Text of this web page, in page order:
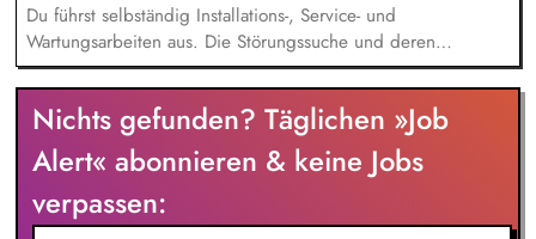
Du führst selbständig Installations-, Service- und
Wartungsarbeiten aus. Die Störungssuche und deren
Beseitigung führst du selbstständig durch. Du berätst und
betreust unsere Kunden hinsichtlich optimaler Einstellungen
der zugeteilten Kundenanlagen. Das Erstellen von
qualifizierten Service- und Wartungsberichten wird ebenfalls
Teil deiner Aufgabe werden. Du nimmst an der
turnusmäßigen Rufbereitschaft teil.
Nichts gefunden? Täglichen »Job
Alert« abonnieren & keine Jobs
verpassen: